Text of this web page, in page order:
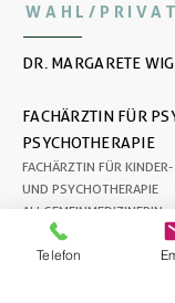
WAHL/
DR. MARGARETE
FACHÄRZTIN FÜR
PSYCHOTHERAPIE
FACHÄRZTIN FÜR
UND PSYCHOTHERAPIE
ALLGEMEINMEDIZINERIN
DFP-DIPLOM
NOTARZTDIPLOM
Telefon